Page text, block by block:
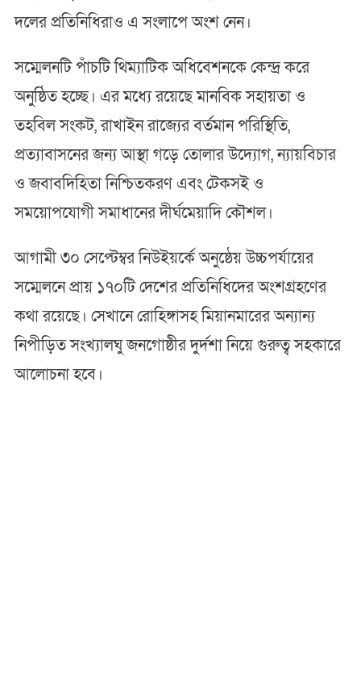
দলের প্রতিনিধিরাও এ সংলাপে অংশ নেন।
সম্মেলনটি পাঁচটি থিম্যাটিক অধিবেশনকে কেন্দ্র করে
অনুষ্ঠিত হচ্ছে। এর মধ্যে রয়েছে মানবিক সহায়তা ও
তহবিল সংকট, রাখাইন রাজ্যের বর্তমান পরিস্থিতি,
প্রত্যাবাসনের জন্য আস্থা গড়ে তোলার উদ্যোগ, ন্যায়বিচার
ও জবাবদিহিতা নিশ্চিতকরণ এবং টেকসই ও
সময়োপযোগী সমাধানের দীর্ঘমেয়াদি কৌশল।
আগামী ৩০ সেপ্টেম্বর নিউইয়র্কে অনুষ্ঠেয় উচ্চপর্যায়ের
সম্মেলনে প্রায় ১৭০টি দেশের প্রতিনিধিদের অংশগ্রহণের
কথা রয়েছে। সেখানে রোহিঙ্গাসহ মিয়ানমারের অন্যান্য
নিপীড়িত সংখ্যালঘু জনগোষ্ঠীর দুর্দশা নিয়ে গুরুত্ব সহকারে
আলোচনা হবে।